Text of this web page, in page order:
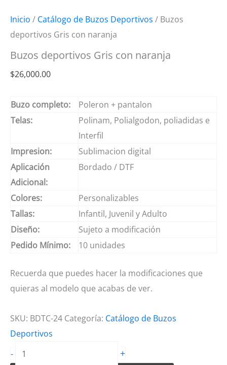
Inicio / Catálogo de Buzos Deportivos / Buzos
deportivos Gris con naranja
Buzos deportivos Gris con naranja
$26,000.00
Buzo completo:
Poleron + pantalon
Telas:
Polinam, Polialgodon, poliadidas e
Interfil
Impresion:
Sublimacion digital
Aplicación
Adicional:
Bordado / DTF
Colores:
Personalizables
Tallas:
Infantil, Juvenil y Adulto
Diseño:
Sujeto a modificación
Pedido Mínimo:
10 unidades
Recuerda que puedes hacer la modificaciones que
quieras al modelo que acabas de ver.
SKU: BDTC-24 Categoría: Catálogo de Buzos
Deportivos
-
Buzos
+